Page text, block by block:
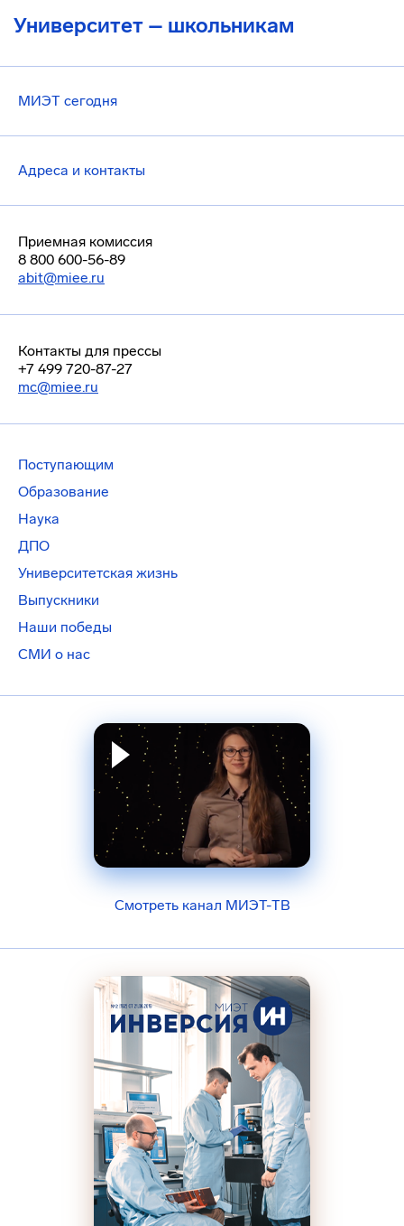
Университет – школьникам
МИЭТ сегодня
Адреса и контакты
Приемная комиссия
8 800 600-56-89
abit@miee.ru
Контакты для прессы
+7 499 720-87-27
mc@miee.ru
Поступающим
Образование
Наука
ДПО
Университетская жизнь
Выпускники
Наши победы
СМИ о нас
Смотреть канал МИЭТ-ТВ